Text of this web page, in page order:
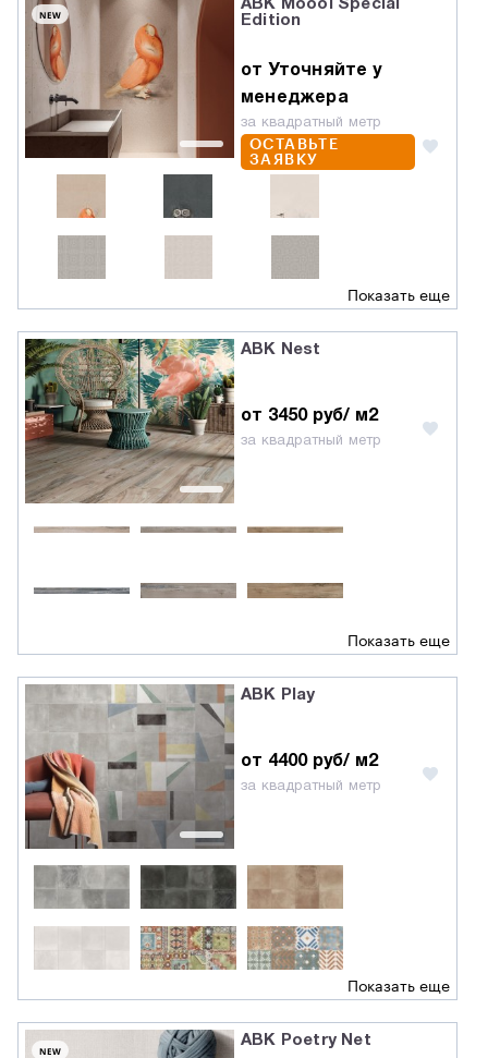
NEW
ABK Moooi Special
Edition
от Уточняйте у
менеджера
за квадратный метр
ОСТАВЬТЕ
ЗАЯВКУ
Показать еще
ABK Nest
от 3450 руб/ м2
за квадратный метр
Показать еще
ABK Play
от 4400 руб/ м2
за квадратный метр
Показать еще
NEW
ABK Poetry Net